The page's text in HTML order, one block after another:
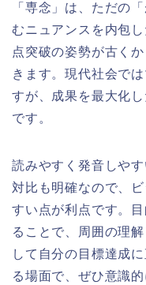
「専念」は、ただの
むニュアンスを内包
点突破の姿勢が古く
きます。現代社会で
すが、成果を最大化
です。
読みやすく発音しや
対比も明確なので、
すい点が利点です。
ることで、周囲の理
して自分の目標達成
る場面で、ぜひ意識